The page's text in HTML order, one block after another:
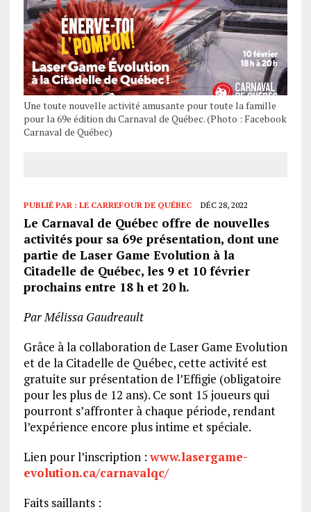
Une toute nouvelle activité amusante pour toute la famille
pour la 69e édition du Carnaval de Québec. (Photo : Facebook
Carnaval de Québec)
PUBLIÉ PAR : LE CARREFOUR DE QUÉBEC DÉC 28, 2022
Le Carnaval de Québec offre de nouvelles
activités pour sa 69e présentation, dont une
partie de Laser Game Evolution à la
Citadelle de Québec, les 9 et 10 février
prochains entre 18 h et 20 h.
Par Mélissa Gaudreault
Grâce à la collaboration de Laser Game Evolution
et de la Citadelle de Québec, cette activité est
gratuite sur présentation de l’Effigie (obligatoire
pour les plus de 12 ans). Ce sont 15 joueurs qui
pourront s’affronter à chaque période, rendant
l’expérience encore plus intime et spéciale.
Lien pour l’inscription :www.lasergame-
evolution.ca/carnavalqc/
Faits saillants :